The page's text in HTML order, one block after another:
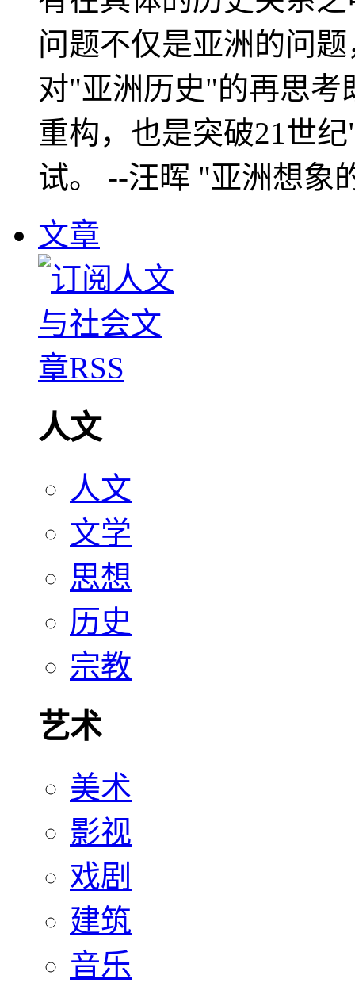
问题不仅是亚洲的问
对"亚洲历史"的再思考
重构，也是突破21世
试。 --汪晖 "亚洲想象
文章
人文
人文
文学
思想
历史
宗教
艺术
美术
影视
戏剧
建筑
音乐